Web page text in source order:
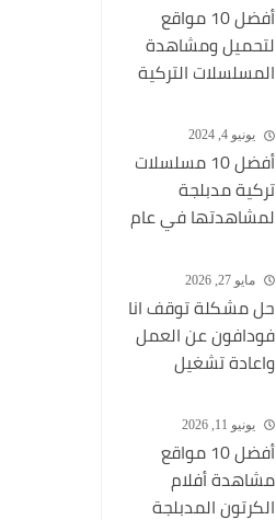
أفضل 10 مواقع
لتحميل ومشاهدة
المسلسلات التركية
يونيو 4, 2024
أفضل 10 مسلسلات
تركية مدبلجة
لمشاهدتها في عام
المسلسلات التركية
HD)
مايو 27, 2026
حل مشكلة توقف انا
فودافون عن العمل
واعادة تشغيل
يونيو 11, 2026
أفضل 10 مواقع
مشاهدة أفلام
الكرتون المدبلجة